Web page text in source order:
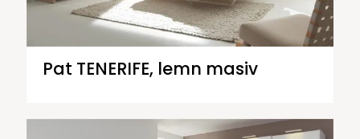
Pat TENERIFE, lemn masiv